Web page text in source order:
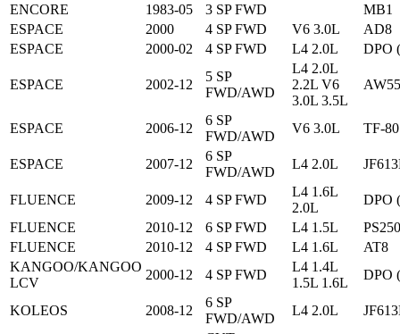
ENCORE
1983-05 3 SP FWD
MB1
ESPACE
2000 4 SP FWD V6 3.0L
AD8
ESPACE
2000-02 4 SP FWD L4 2.0L DPO
ESPACE 2002-12
5 SP
FWD/AWD
L4 2.0L
2.2L V6
3.0L 3.5L
ESPACE 2006-12
6 SP
FWD/AWD
V6 3.0L TF-
ESPACE 2007-12
6 SP
FWD/AWD
L4 2.0L
FLUENCE 2009-12 4 SP FWD
L4 1.6L
2.0L
DPO
FLUENCE
2010-12 6 SP FWD L4 1.5L
FLUENCE
2010-12 4 SP FWD L4 1.6L
AT8
KANGOO/KANGOO
LCV
2000-12 4 SP FWD
L4 1.4L
1.5L 1.6L
DPO
KOLEOS 2008-12
6 SP
FWD/AWD
L4 2.0L